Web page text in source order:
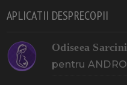
APLICATII DESPRECOPII
Odiseea
pentru